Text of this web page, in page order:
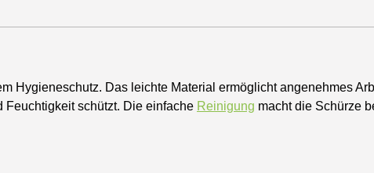
Hygieneschutz. Das leichte Material ermöglicht angenehmes
Feuchtigkeit schützt. Die einfache Reinigung macht die Schürze